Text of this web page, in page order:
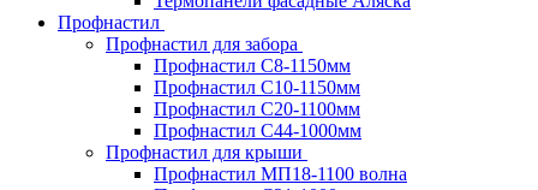
Профнастил
Профнастил для забора
Профнастил С8-1150мм
Профнастил С10-1150мм
Профнастил С20-1100мм
Профнастил С44-1000мм
Профнастил для крыши
Профнастил МП18-1100 волна